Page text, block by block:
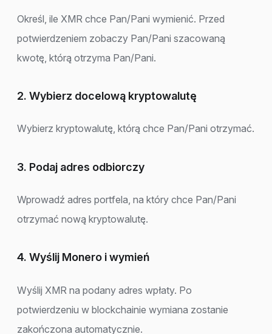
Określ, ile XMR chce Pan/Pani wymienić. Przed
potwierdzeniem zobaczy Pan/Pani szacowaną
kwotę, którą otrzyma Pan/Pani.
2. Wybierz docelową kryptowalutę
Wybierz kryptowalutę, którą chce Pan/Pani otrzymać.
3. Podaj adres odbiorczy
Wprowadź adres portfela, na który chce Pan/Pani
otrzymać nową kryptowalutę.
4. Wyślij Monero i wymień
Wyślij XMR na podany adres wpłaty. Po
potwierdzeniu w blockchainie wymiana zostanie
zakończona automatycznie.